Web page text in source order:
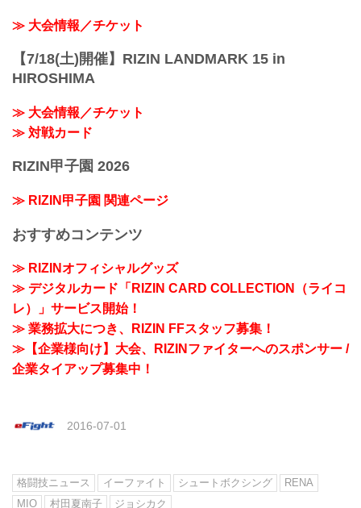
≫ 大会情報／チケット
【7/18(土)開催】RIZIN LANDMARK 15 in
HIROSHIMA
≫ 大会情報／チケット
≫ 対戦カード
RIZIN甲子園 2026
≫ RIZIN甲子園 関連ページ
おすすめコンテンツ
≫ RIZINオフィシャルグッズ
≫ デジタルカード「RIZIN CARD COLLECTION（ライコ
レ）」サービス開始！
≫ 業務拡大につき、RIZIN FFスタッフ募集！
≫【企業様向け】大会、RIZINファイターへのスポンサー /
企業タイアップ募集中！
2016-07-01
格闘技ニュース イーファイト シュートボクシング
RENA
MIO
村田夏南子 ジョシカク